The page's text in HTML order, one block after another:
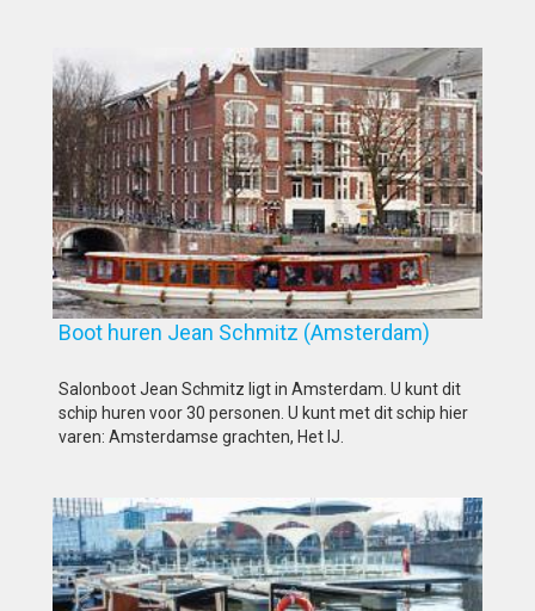
Boot huren Jean Schmitz (Amsterdam)
Salonboot Jean Schmitz ligt in Amsterdam. U kunt dit
schip huren voor 30 personen. U kunt met dit schip hier
varen: Amsterdamse grachten, Het IJ.